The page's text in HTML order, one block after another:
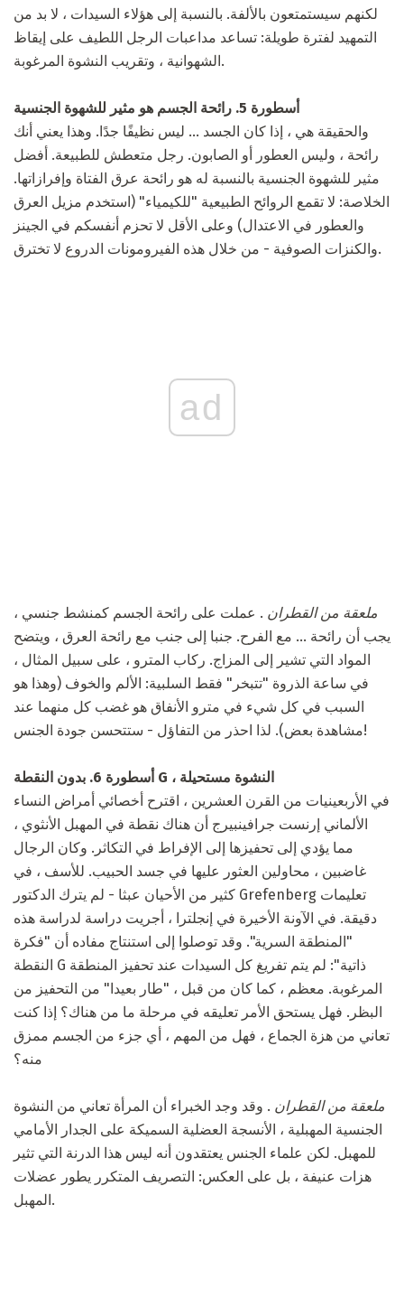
لكنهم سيستمتعون بالألفة. بالنسبة إلى هؤلاء السيدات ، لا بد من
التمهيد لفترة طويلة: تساعد مداعبات الرجل اللطيف على إيقاظ
الشهوانية ، وتقريب النشوة المرغوبة.
أسطورة 5. رائحة الجسم هو مثير للشهوة الجنسية
والحقيقة هي ، إذا كان الجسد ... ليس نظيفًا جدًا. وهذا يعني أنك
رائحة ، وليس العطور أو الصابون. رجل متعطش للطبيعة. أفضل
مثير للشهوة الجنسية بالنسبة له هو رائحة عرق الفتاة وإفرازاتها.
الخلاصة: لا تقمع الروائح الطبيعية "للكيمياء" (استخدم مزيل العرق
والعطور في الاعتدال) وعلى الأقل لا تحزم أنفسكم في الجينز
والكنزات الصوفية - من خلال هذه الفيرومونات الدروع لا تخترق.
ad
ملعقة من القطران . عملت على رائحة الجسم كمنشط جنسي ،
يجب أن رائحة ... مع الفرح. جنبا إلى جنب مع رائحة العرق ، ويتضح
المواد التي تشير إلى المزاج. ركاب المترو ، على سبيل المثال ،
في ساعة الذروة "تتبخر" فقط السلبية: الألم والخوف (وهذا هو
السبب في كل شيء في مترو الأنفاق هو غضب كل منهما عند
مشاهدة بعض). لذا احذر من التفاؤل - ستتحسن جودة الجنس!
أسطورة 6. بدون النقطة G ، النشوة مستحيلة
في الأربعينيات من القرن العشرين ، اقترح أخصائي أمراض النساء
الألماني إرنست جرافينبيرج أن هناك نقطة في المهبل الأنثوي ،
مما يؤدي إلى تحفيزها إلى الإفراط في التكاثر. وكان الرجال
غاضبين ، محاولين العثور عليها في جسد الحبيب. للأسف ، في
كثير من الأحيان عبثا - لم يترك الدكتور Grefenberg تعليمات
دقيقة. في الآونة الأخيرة في إنجلترا ، أجريت دراسة لدراسة هذه
"المنطقة السرية". وقد توصلوا إلى استنتاج مفاده أن "فكرة
النقطة G ذاتية": لم يتم تفريغ كل السيدات عند تحفيز المنطقة
المرغوبة. معظم ، كما كان من قبل ، "طار بعيدا" من التحفيز من
البظر. فهل يستحق الأمر تعليقه في مرحلة ما من هناك؟ إذا كنت
تعاني من هزة الجماع ، فهل من المهم ، أي جزء من الجسم ممزق
منه؟
ملعقة من القطران . وقد وجد الخبراء أن المرأة تعاني من النشوة
الجنسية المهبلية ، الأنسجة العضلية السميكة على الجدار الأمامي
للمهبل. لكن علماء الجنس يعتقدون أنه ليس هذا الدرنة التي تثير
هزات عنيفة ، بل على العكس: التصريف المتكرر يطور عضلات
المهبل.